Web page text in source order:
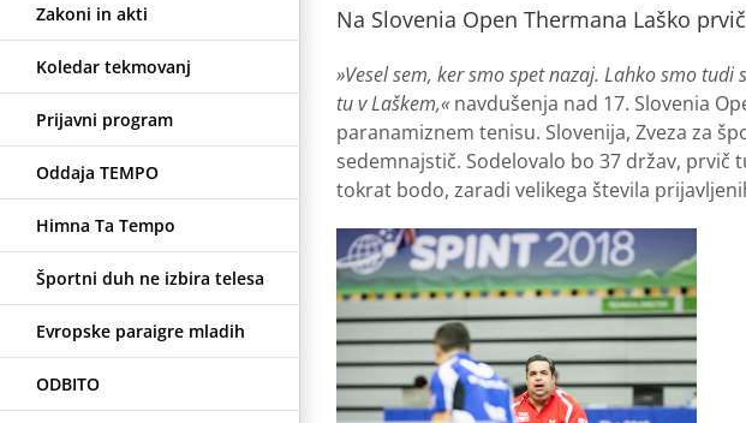
Zakoni in akti
Koledar tekmovanj
Prijavni program
Oddaja TEMPO
Himna Ta Tempo
Športni duh ne izbira telesa
Evropske paraigre mladih
ODBITO
Na Slovenia Open Thermana Laško
»Vesel sem, ker smo spet nazaj. Lahko smo
tu v Laškem,« navdušenja nad 17. Slovenia
paranamiznem tenisu. Slovenija, Zveza za
sedemnajstič. Sodelovalo bo 37 držav, prvič
tokrat bodo, zaradi velikega števila